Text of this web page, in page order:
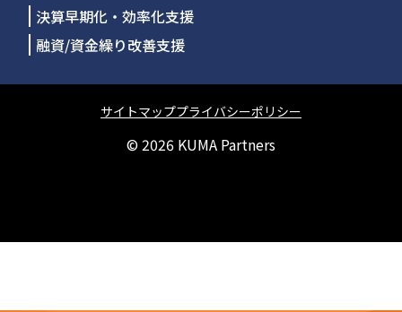
決算早期化・効率化支援
融資/資金繰り改善支援
サイトマッププライバシーポリシー
© 2026 KUMA Partners